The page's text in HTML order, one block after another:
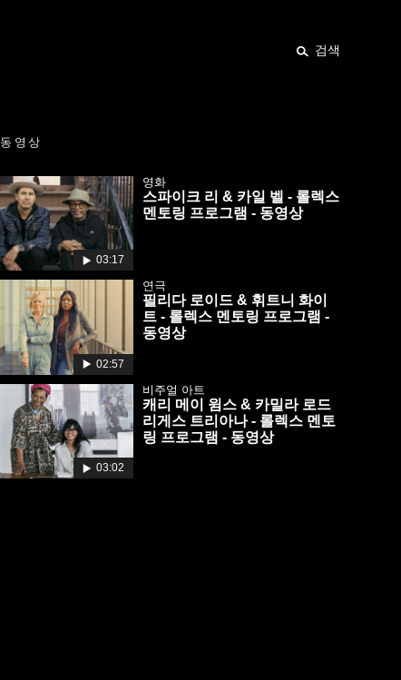
검색
동영상
03:17
영화
스파이크 리 & 카일 벨 - 롤렉스
멘토링 프로그램 - 동영상
02:57
연극
필리다 로이드 & 휘트니 화이
트 - 롤렉스 멘토링 프로그램 -
동영상
03:02
비주얼 아트
캐리 메이 윔스 & 카밀라 로드
리게스 트리아나 - 롤렉스 멘토
링 프로그램 - 동영상